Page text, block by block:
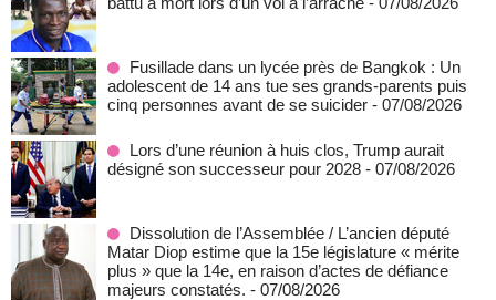
Fusillade dans un lycée près de Bangkok : Un
adolescent de 14 ans tue ses grands-parents puis
cinq personnes avant de se suicider - 07/08/2026
Lors d’une réunion à huis clos, Trump aurait
désigné son successeur pour 2028 - 07/08/2026
Dissolution de l’Assemblée / L’ancien député
Matar Diop estime que la 15e législature « mérite
plus » que la 14e, en raison d’actes de défiance
majeurs constatés. - 07/08/2026